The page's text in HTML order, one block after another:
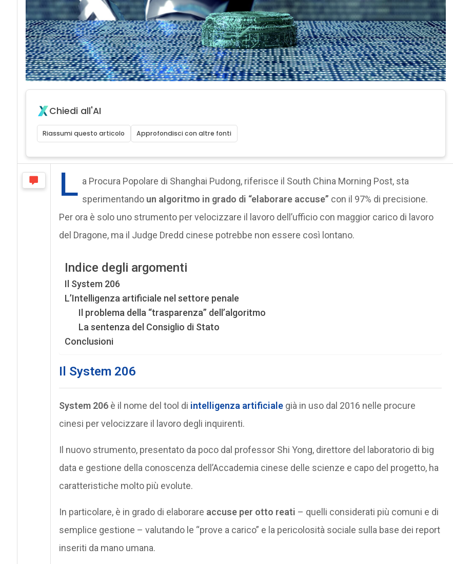
Chiedi all'AI
Riassumi questo articolo Approfondisci con altre fonti
L a Procura Popolare di Shanghai Pudong, riferisce il South China Morning Post, sta
sperimentando un algoritmo in grado di “elaborare accuse” con il 97% di precisione.
Per ora è solo uno strumento per velocizzare il lavoro dell’ufficio con maggior carico di lavoro
del Dragone, ma il Judge Dredd cinese potrebbe non essere così lontano.
Indice degli argomenti
Il System 206
L’Intelligenza artificiale nel settore penale
Il problema della “trasparenza” dell’algoritmo
La sentenza del Consiglio di Stato
Conclusioni
Il System 206
System 206è il nome del tool di intelligenza artificialegià in uso dal 2016 nelle procure
cinesi per velocizzare il lavoro degli inquirenti.
Il nuovo strumento, presentato da poco dal professor Shi Yong, direttore del laboratorio di big
data e gestione della conoscenza dell’Accademia cinese delle scienze e capo del progetto, ha
caratteristiche molto più evolute.
In particolare, è in grado di elaborare accuse per otto reati – quelli considerati più comuni e di
semplice gestione – valutando le “prove a carico” e la pericolosità sociale sulla base dei report
inseriti da mano umana.
Cultura e società